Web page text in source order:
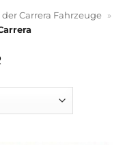
Carrera Fahrzeuge »